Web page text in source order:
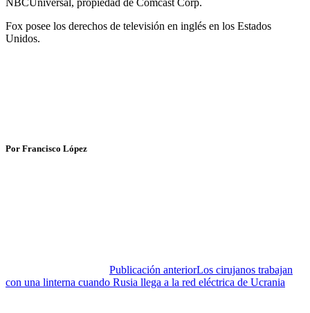
Fox posee los derechos de televisión en inglés en los Estados
Unidos.
Por Francisco López
Publicación anteriorLos cirujanos trabajan
con una linterna cuando Rusia llega a la red eléctrica de Ucrania